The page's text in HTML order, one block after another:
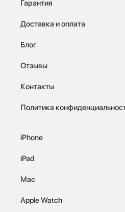
Гарантия
Доставка и оплата
Блог
Отзывы
Контакты
Политика
iPhone
iPad
Mac
Apple Watch